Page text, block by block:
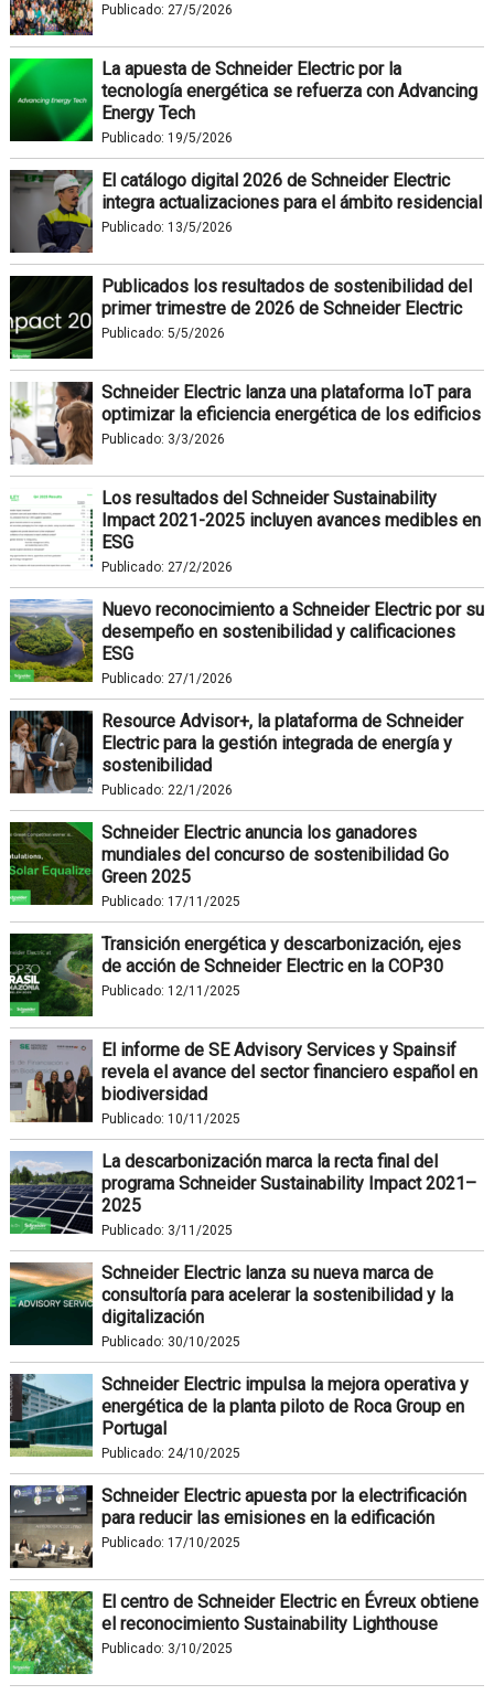
Publicado: 27/5/2026
La apuesta de Schneider Electric por la
tecnología energética se refuerza con Advancing
Energy Tech
Publicado: 19/5/2026
El catálogo digital 2026 de Schneider Electric
integra actualizaciones para el ámbito residencial
Publicado: 13/5/2026
Publicados los resultados de sostenibilidad del
primer trimestre de 2026 de Schneider Electric
Publicado: 5/5/2026
Schneider Electric lanza una plataforma IoT para
optimizar la eficiencia energética de los edificios
Publicado: 3/3/2026
Los resultados del Schneider Sustainability
Impact 2021-2025 incluyen avances medibles en
ESG
Publicado: 27/2/2026
Nuevo reconocimiento a Schneider Electric por su
desempeño en sostenibilidad y calificaciones
ESG
Publicado: 27/1/2026
Resource Advisor+, la plataforma de Schneider
Electric para la gestión integrada de energía y
sostenibilidad
Publicado: 22/1/2026
Schneider Electric anuncia los ganadores
mundiales del concurso de sostenibilidad Go
Green 2025
Publicado: 17/11/2025
Transición energética y descarbonización, ejes
de acción de Schneider Electric en la COP30
Publicado: 12/11/2025
El informe de SE Advisory Services y Spainsif
revela el avance del sector financiero español en
biodiversidad
Publicado: 10/11/2025
La descarbonización marca la recta final del
programa Schneider Sustainability Impact 2021–
2025
Publicado: 3/11/2025
Schneider Electric lanza su nueva marca de
consultoría para acelerar la sostenibilidad y la
digitalización
Publicado: 30/10/2025
Schneider Electric impulsa la mejora operativa y
energética de la planta piloto de Roca Group en
Portugal
Publicado: 24/10/2025
Schneider Electric apuesta por la electrificación
para reducir las emisiones en la edificación
Publicado: 17/10/2025
El centro de Schneider Electric en Évreux obtiene
el reconocimiento Sustainability Lighthouse
Publicado: 3/10/2025